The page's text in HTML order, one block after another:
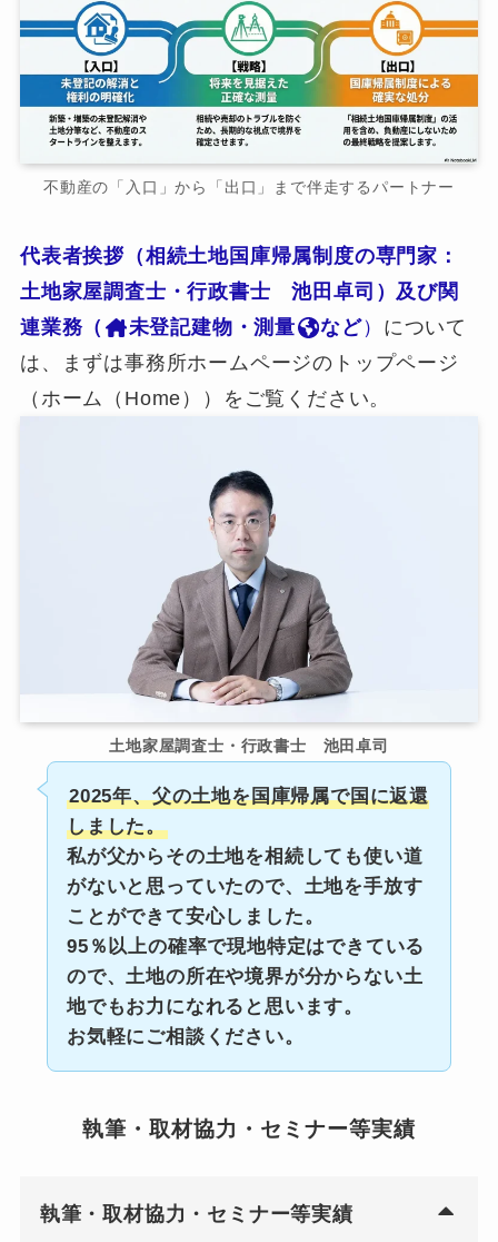
不動産の「入口」から「出口」まで伴走するパートナー
代表者挨拶（相続土地国庫帰属制度の専門家：
土地家屋調査士・行政書士 池田卓司）及び関
連業務（
未登記建物・測量 など） について
は、まずは事務所ホームページのトップページ
（ホーム（Home））をご覧ください。
土地家屋調査士・行政書士 池田卓司
2025年、父の土地を国庫帰属で国に返還
しました。
私が父からその土地を相続しても使い道
がないと思っていたので、土地を手放す
ことができて安心しました。
95％以上の確率で現地特定はできている
ので、土地の所在や境界が分からない土
地でもお力になれると思います。
お気軽にご相談ください。
執筆・取材協力・セミナー等実績
執筆・取材協力・セミナー等実績